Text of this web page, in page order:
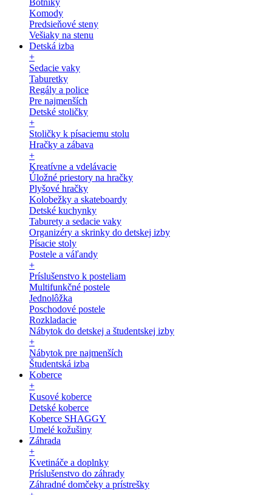
Botníky
Komody
Predsieňové steny
Vešiaky na stenu
Detská izba
+
Sedacie vaky
Taburetky
Regály a police
Pre najmenších
Detské stoličky
+
Stoličky k písaciemu stolu
Hračky a zábava
+
Kreatívne a vdelávacie
Úložné priestory na hračky
Plyšové hračky
Kolobežky a skateboardy
Detské kuchynky
Taburety a sedacie vaky
Organizéry a skrinky do detskej izby
Písacie stoly
Postele a váľandy
+
Príslušenstvo k posteliam
Multifunkčné postele
Jednolôžka
Poschodové postele
Rozkladacie
Nábytok do detskej a študentskej izby
+
Nábytok pre najmenších
Študentská izba
Koberce
+
Kusové koberce
Detské koberce
Koberce SHAGGY
Umelé kožušiny
Záhrada
+
Kvetináče a doplnky
Príslušenstvo do záhrady
Záhradné domčeky a prístrešky